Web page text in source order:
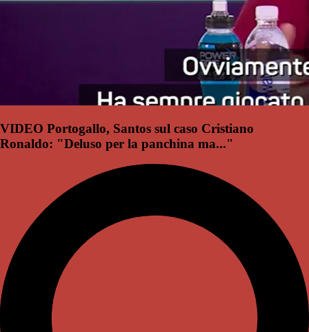
VIDEO Portogallo, Santos sul caso Cristiano
Ronaldo: "Deluso per la panchina ma..."